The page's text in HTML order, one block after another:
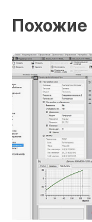
Похожие